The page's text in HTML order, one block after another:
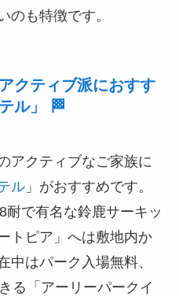
のも特徴です。
クティブ派におすす
ル」 🏁
アクティブなご家族に
ル」がおすすめです。
耐で有名な鈴鹿サーキッ
トピア」へは敷地内か
中はパーク入場無料、
る「アーリーパークイ